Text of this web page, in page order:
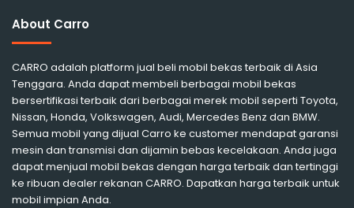
About Carro
CARRO adalah platform jual beli mobil bekas terbaik di Asia
Tenggara. Anda dapat membeli berbagai mobil bekas
bersertifikasi terbaik dari berbagai merek mobil seperti Toyota,
Nissan, Honda, Volkswagen, Audi, Mercedes Benz dan BMW.
Semua mobil yang dijual Carro ke customer mendapat garansi
mesin dan transmisi dan dijamin bebas kecelakaan. Anda juga
dapat menjual mobil bekas dengan harga terbaik dan tertinggi
ke ribuan dealer rekanan CARRO. Dapatkan harga terbaik untuk
mobil impian Anda.